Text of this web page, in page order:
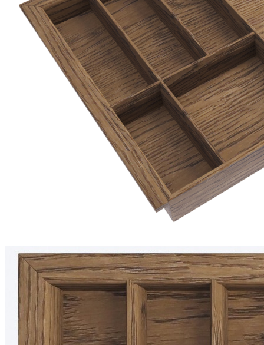
Тип ящика
Blum LEGRABOX Blum TANDEMBOX Ваш ящик
(потребуется замер)
Упаковать в подарочную упаковку
В корзину
Купить в 1 клик
Деревянный лоток TETRIS 900V1 из массива дуба для
столовых приборов в ящик глубиной 500 мм, ширина